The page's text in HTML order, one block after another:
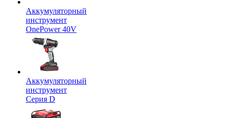
Аккумуляторный
инструмент
OnePower 40V
Аккумуляторный
инструмент
Серия D